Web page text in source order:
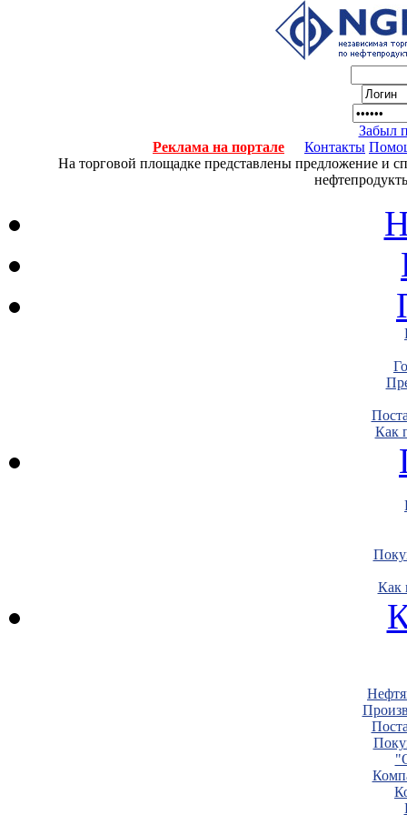
Забыл
Реклама на портале
Контакты
На торговой площадке представлены предложение и
Как
Как